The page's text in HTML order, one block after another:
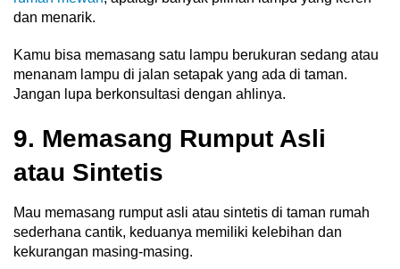
dan menarik.
Kamu bisa memasang satu lampu berukuran sedang atau
menanam lampu di jalan setapak yang ada di taman.
Jangan lupa berkonsultasi dengan ahlinya.
9. Memasang Rumput Asli
atau Sintetis
Mau memasang rumput asli atau sintetis di taman rumah
sederhana cantik, keduanya memiliki kelebihan dan
kekurangan masing-masing.